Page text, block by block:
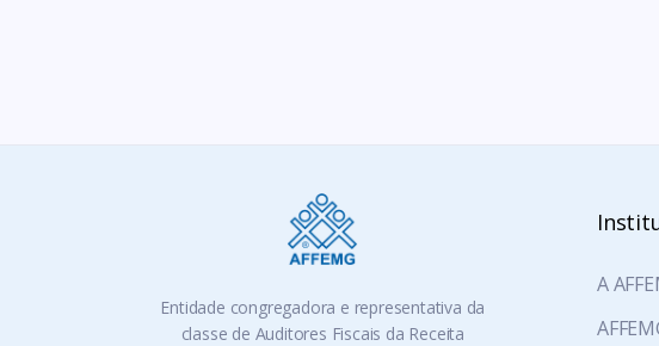
Entidade congregadora e representativa da
classe de Auditores Fiscais da Receita
A